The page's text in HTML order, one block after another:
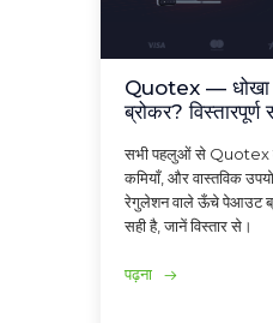
Quotex — धोखा
ब्रोकर?
सभी पहलुओं से Quotex
कमियाँ, और वास्तविक
रेगुलेशन वाले ऊँचे पेआउट
सही है, जानें विस्तार से।
पढ़ना